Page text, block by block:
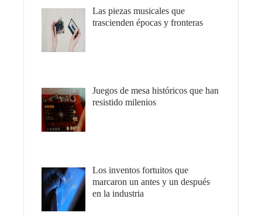
Las piezas musicales que
trascienden épocas y fronteras
Juegos de mesa históricos que han
resistido milenios
Los inventos fortuitos que
marcaron un antes y un después
en la industria